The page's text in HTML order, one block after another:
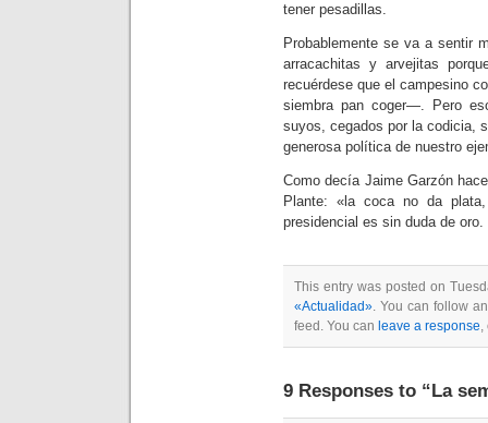
tener pesadillas.
Probablemente se va a sentir
arracachitas y arvejitas
recuérdese que el campesino
siembra pan coger—. Pero
suyos, cegados por la codicia,
generosa política de nuestro
Como decía Jaime Garzón
Plante: «la coca no da
presidencial es sin duda de oro.
This entry was posted on
«Actualidad». You can follow
feed. You can leave a response,
9 Responses to “La